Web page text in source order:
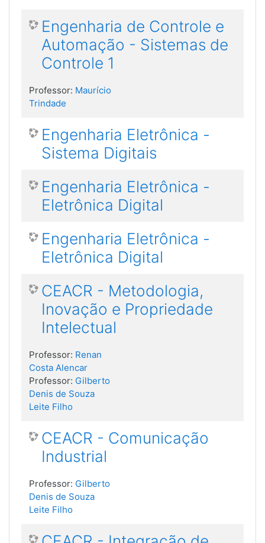
Engenharia de Controle e
Automação - Sistemas de
Controle 1
Professor: Maurício
Trindade
Engenharia Eletrônica -
Sistema Digitais
Engenharia Eletrônica -
Eletrônica Digital
Engenharia Eletrônica -
Eletrônica Digital
CEACR - Metodologia,
Inovação e Propriedade
Intelectual
Professor: Renan
Costa Alencar
Professor: Gilberto
Denis de Souza
Leite Filho
CEACR - Comunicação
Industrial
Professor: Gilberto
Denis de Souza
Leite Filho